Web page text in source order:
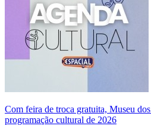
Com feira de troca gratuita, Museu
programação cultural de 2026